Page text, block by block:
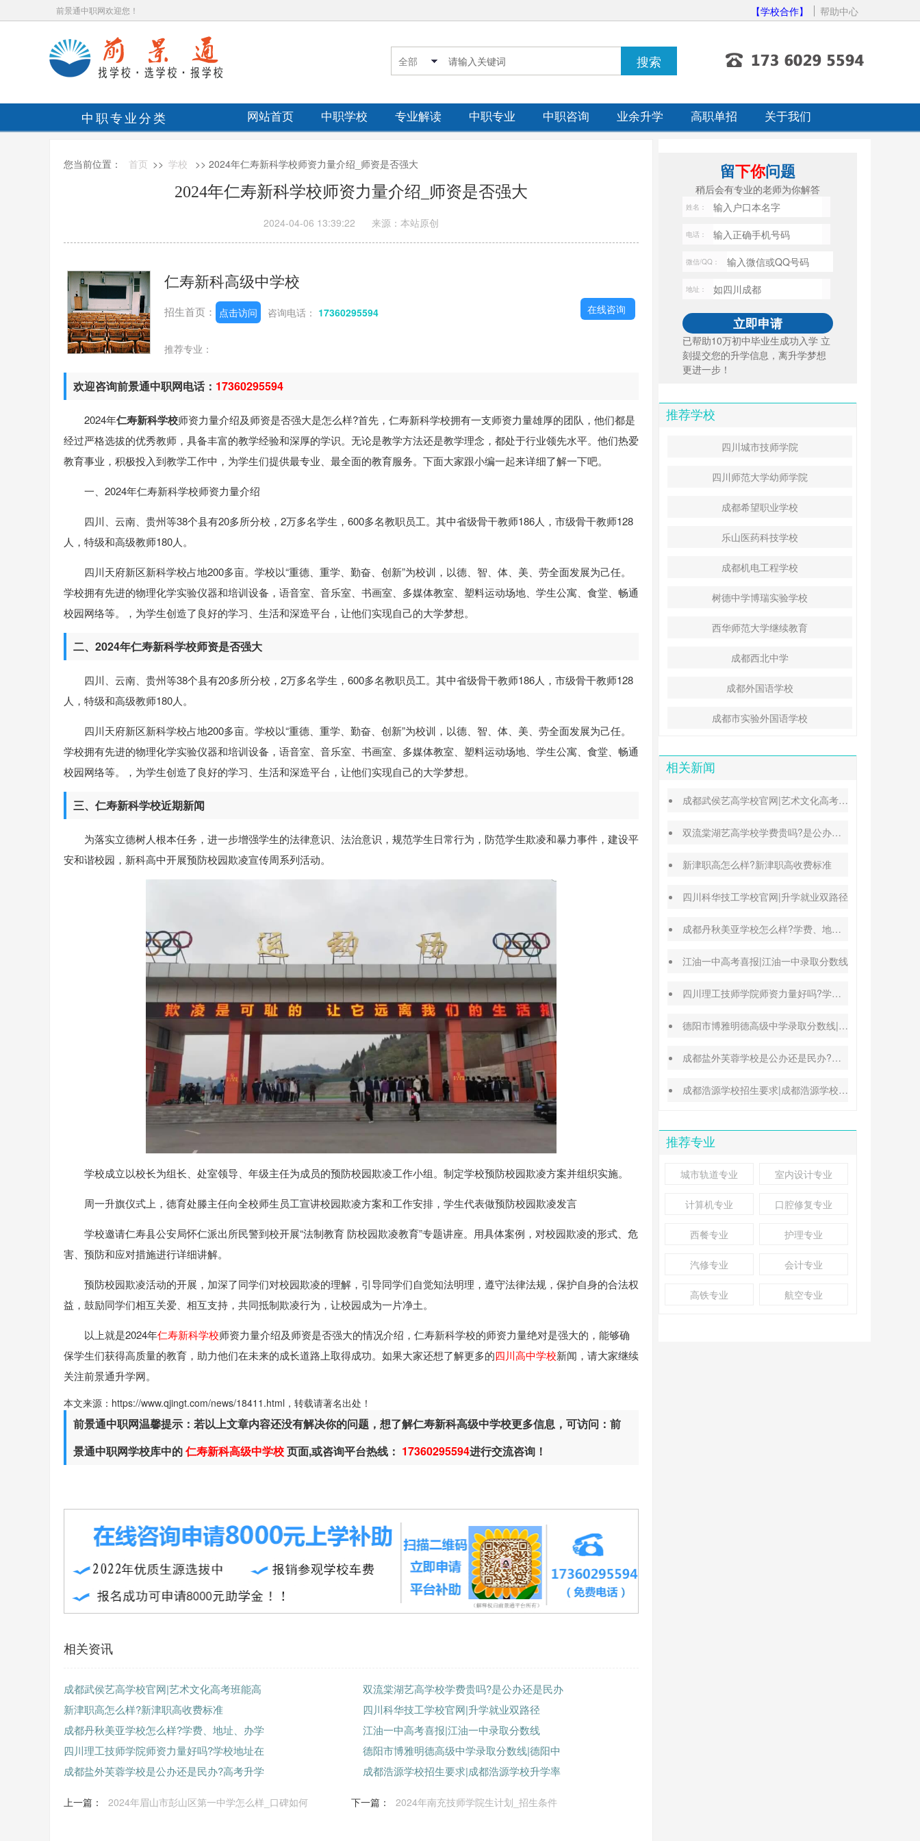
前景通中职网欢迎您！ 【学校合作】 帮助中心
中职专业分类 网站首页 中职学校 专业解读 中职专业 中职咨询 业余升学 高职单招 关于我们
您当前位置： 首页 >> 学校 >> 2024年仁寿新科学校师资力量介绍_师资是否强大
2024年仁寿新科学校师资力量介绍_师资是否强大
2024-04-06 13:39:22 来源：本站原创
仁寿新科高级中学校
招生首页： 点击访问 咨询电话： 17360295594
推荐专业：
在线咨询
欢迎咨询前景通中职网电话： 17360295594
2024年仁寿新科学校师资力量介绍及师资是否强大是怎么样?首先，仁寿新科学校拥有一支师资力量雄厚的团队，他们都是
经过严格选拔的优秀教师，具备丰富的教学经验和深厚的学识。无论是教学方法还是教学理念，都处于行业领先水平。他们热爱
教育事业，积极投入到教学工作中，为学生们提供最专业、最全面的教育服务。下面大家跟小编一起来详细了解一下吧。
一、2024年仁寿新科学校师资力量介绍
四川、云南、贵州等38个县有20多所分校，2万多名学生，600多名教职员工。其中省级骨干教师186人，市级骨干教师128
人，特级和高级教师180人。
四川天府新区新科学校占地200多亩。学校以“重德、重学、勤奋、创新”为校训，以德、智、体、美、劳全面发展为己任。
学校拥有先进的物理化学实验仪器和培训设备，语音室、音乐室、书画室、多媒体教室、塑料运动场地、学生公寓、食堂、畅通
校园网络等。，为学生创造了良好的学习、生活和深造平台，让他们实现自己的大学梦想。
二、2024年仁寿新科学校师资是否强大
四川、云南、贵州等38个县有20多所分校，2万多名学生，600多名教职员工。其中省级骨干教师186人，市级骨干教师128
人，特级和高级教师180人。
四川天府新区新科学校占地200多亩。学校以“重德、重学、勤奋、创新”为校训，以德、智、体、美、劳全面发展为己任。
学校拥有先进的物理化学实验仪器和培训设备，语音室、音乐室、书画室、多媒体教室、塑料运动场地、学生公寓、食堂、畅通
校园网络等。，为学生创造了良好的学习、生活和深造平台，让他们实现自己的大学梦想。
三、仁寿新科学校近期新闻
为落实立德树人根本任务，进一步增强学生的法律意识、法治意识，规范学生日常行为，防范学生欺凌和暴力事件，建设平
安和谐校园，新科高中开展预防校园欺凌宣传周系列活动。
学校成立以校长为组长、处室领导、年级主任为成员的预防校园欺凌工作小组。制定学校预防校园欺凌方案并组织实施。
周一升旗仪式上，德育处滕主任向全校师生员工宣讲校园欺凌方案和工作安排，学生代表做预防校园欺凌发言
学校邀请仁寿县公安局怀仁派出所民警到校开展“法制教育 防校园欺凌教育”专题讲座。用具体案例，对校园欺凌的形式、危
害、预防和应对措施进行详细讲解。
预防校园欺凌活动的开展，加深了同学们对校园欺凌的理解，引导同学们自觉知法明理，遵守法律法规，保护自身的合法权
益，鼓励同学们相互关爱、相互支持，共同抵制欺凌行为，让校园成为一片净土。
以上就是2024年仁寿新科学校师资力量介绍及师资是否强大的情况介绍，仁寿新科学校的师资力量绝对是强大的，能够确
保学生们获得高质量的教育，助力他们在未来的成长道路上取得成功。如果大家还想了解更多的四川高中学校新闻，请大家继续
关注前景通升学网。
本文来源：https://www.qjingt.com/news/18411.html，转载请著名出处！
前景通中职网温馨提示：若以上文章内容还没有解决你的问题，想了解仁寿新科高级中学校更多信息，可访问：前
景通中职网学校库中的仁寿新科高级中学校页面,或咨询平台热线： 17360295594进行交流咨询！
相关资讯
成都武侯艺高学校官网|艺术文化高考班能高
双流棠湖艺高学校学费贵吗?是公办还是民办
新津职高怎么样?新津职高收费标准
四川科华技工学校官网|升学就业双路径
成都丹秋美亚学校怎么样?学费、地址、办学
江油一中高考喜报|江油一中录取分数线
四川理工技师学院师资力量好吗?学校地址在
德阳市博雅明德高级中学录取分数线|德阳中
成都盐外芙蓉学校是公办还是民办?高考升学
成都浩源学校招生要求|成都浩源学校升学率
上一篇： 2024年眉山市彭山区第一中学怎么样_口碑如何 下一篇： 2024年南充技师学院生计划_招生条件
留下你问题
稍后会有专业的老师为你解答
姓名：
电话：
微信/QQ：
地址：
已帮助10万初中毕业生成功入学 立
刻提交您的升学信息，离升学梦想
更进一步！
推荐学校
四川城市技师学院
四川师范大学幼师学院
成都希望职业学校
乐山医药科技学校
成都机电工程学校
树德中学博瑞实验学校
西华师范大学继续教育
成都西北中学
成都外国语学校
成都市实验外国语学校
相关新闻
成都武侯艺高学校官网|艺术文化高考班能高考吗
双流棠湖艺高学校学费贵吗?是公办还是民办
新津职高怎么样?新津职高收费标准
四川科华技工学校官网|升学就业双路径
成都丹秋美亚学校怎么样?学费、地址、办学特色汇总
江油一中高考喜报|江油一中录取分数线
四川理工技师学院师资力量好吗?学校地址在哪里
德阳市博雅明德高级中学录取分数线|德阳中考普高参考
成都盐外芙蓉学校是公办还是民办?高考升学率高吗?
成都浩源学校招生要求|成都浩源学校升学率高吗?
推荐专业
城市轨道专业 室内设计专业
计算机专业 口腔修复专业
西餐专业 护理专业
汽修专业 会计专业
高铁专业 航空专业